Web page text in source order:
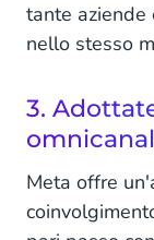
tante aziende
nello stesso
3.
Meta offre